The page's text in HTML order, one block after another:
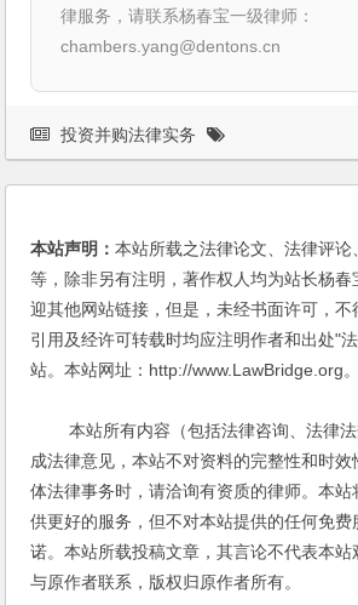
律服务，请联系杨春宝一级律师：
chambers.yang@dentons.cn
投资并购法律实务
本站声明：本站所载之法律论文、法律评论
等，除非另有注明，著作权人均为站长杨春
迎其他网站链接，但是，未经书面许可，不
引用及经许可转载时均应注明作者和出处"
站。本站网址：http://www.LawBridge.org。
本站所有内容（包括法律咨询、法律法
成法律意见，本站不对资料的完整性和时
体法律事务时，请洽询有资质的律师。本站
供更好的服务，但不对本站提供的任何免费
诺。本站所载投稿文章，其言论不代表本
与原作者联系，版权归原作者所有。